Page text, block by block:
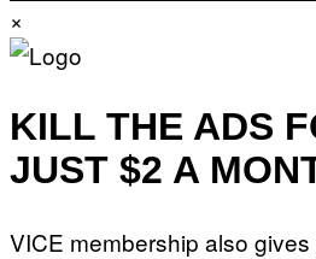
×
KILL THE ADS
JUST $2 A
VICE membership also